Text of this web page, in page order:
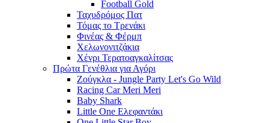
Football Gold
Ταχυδρόμος Πατ
Τόμας το Τρενάκι
Φινέας & Φέρμπ
Χελωνονιτζάκια
Χένρι Τερατοαγκαλίτσας
Πρώτα Γενέθλια για Αγόρι
Ζούγκλα - Jungle Party Let's Go Wild
Racing Car Meri Meri
Baby Shark
Little One Ελεφαντάκι